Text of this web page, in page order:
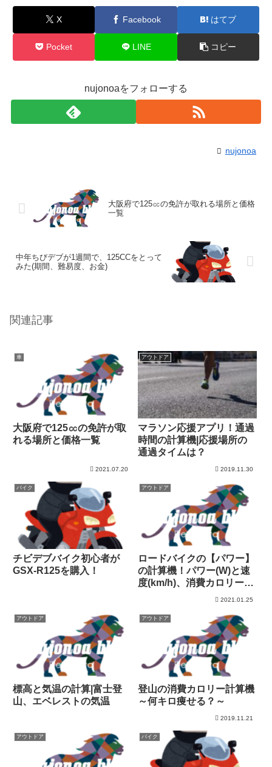
X Facebook はてブ
Pocket LINE コピー
nujonoaをフォローする
nujonoa
大阪府で125㏄の免許が取れる場所と価格
一覧
中年ちびデブが1週間で、125CCをとって
みた(期間、難易度、お金)
関連記事
車
大阪府で125㏄の免許が取
れる場所と価格一覧
2021.07.20
アウトドア
マラソン応援アプリ！通過
時間の計算機|応援場所の
通過タイムは？
2019.11.30
バイク
チビデブバイク初心者が
GSX-R125を購入！
アウトドア
ロードバイクの【パワー】
の計算機！パワー(W)と速
度(km/h)、消費カロリーの
関係|巡航出力計算機2021.01.25
アウトドア
標高と気温の計算|富士登
山、エベレストの気温
アウトドア
登山の消費カロリー計算機
～何キロ痩せる？～
2019.11.21
アウトドア バイク